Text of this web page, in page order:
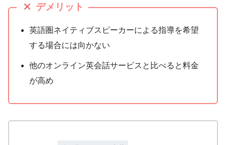
デメリット
英語圏ネイティブスピーカーによる指導を希望
する場合には向かない
他のオンライン英会話サービスと比べると料金
が高め